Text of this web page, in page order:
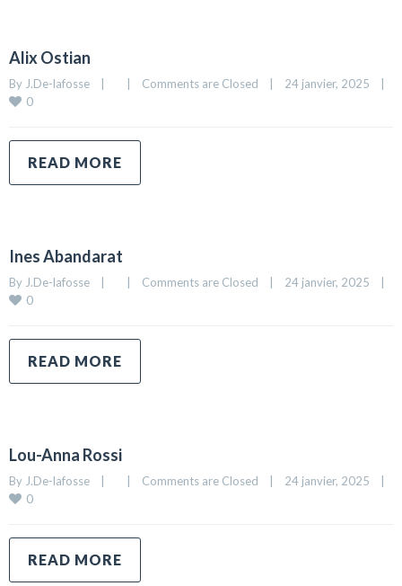
Alix Ostian
By J.De-lafosse Comments are Closed 24 janvier, 2025
0
READ MORE
Ines Abandarat
By J.De-lafosse Comments are Closed 24 janvier, 2025
0
READ MORE
Lou-Anna Rossi
By J.De-lafosse Comments are Closed 24 janvier, 2025
0
READ MORE